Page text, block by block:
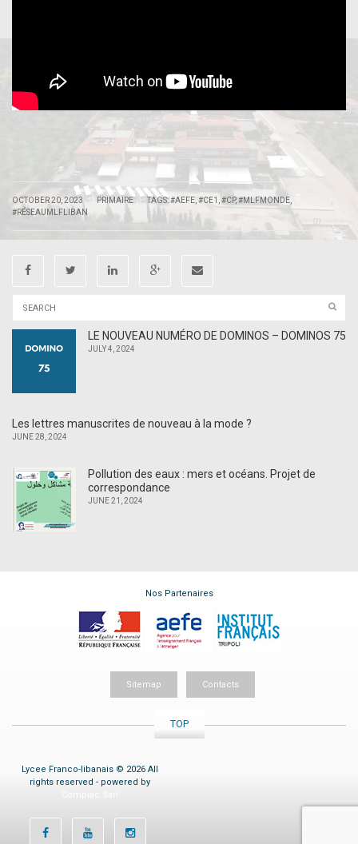
OCTOBER 20, 2023 | PRIMAIRE | TAGS:#AEFE #CE1 #CP,#MLFMONDE
#RÉSEAUMLFLIBAN
LE NOUVEAU NUMÉRO DE DOMINOS – DOMINOS 75
JULY 4, 2024
Les lettres manuscrites de nouveau à la mode ?
JUNE 28, 2024
Pollution des eaux : mers et océans. Projet de
correspondance
JUNE 21, 2024
Nos Partenaires
Sitemap Contacts
TOP
Lycee Franco-libanais © 2026 All
rights reserved - powered by